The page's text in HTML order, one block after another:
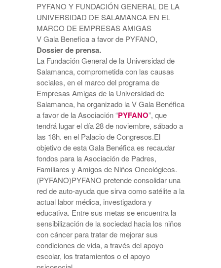
PYFANO Y FUNDACIÓN GENERAL DE LA
UNIVERSIDAD DE SALAMANCA EN EL
MARCO DE EMPRESAS AMIGAS
V Gala Benefica a favor de PYFANO,
Dossier de prensa.
La Fundación General de la Universidad de
Salamanca, comprometida con las causas
sociales, en el marco del programa de
Empresas Amigas de la Universidad de
Salamanca, ha organizado la V Gala Benéfica
a favor de la Asociación “PYFANO”, que
tendrá lugar el día 28 de noviembre, sábado a
las 18h. en el Palacio de Congresos.El
objetivo de esta Gala Benéfica es recaudar
fondos para la Asociación de Padres,
Familiares y Amigos de Niños Oncológicos.
(PYFANO)PYFANO pretende consolidar una
red de auto-ayuda que sirva como satélite a la
actual labor médica, investigadora y
educativa. Entre sus metas se encuentra la
sensibilización de la sociedad hacia los niños
con cáncer para tratar de mejorar sus
condiciones de vida, a través del apoyo
escolar, los tratamientos o el apoyo